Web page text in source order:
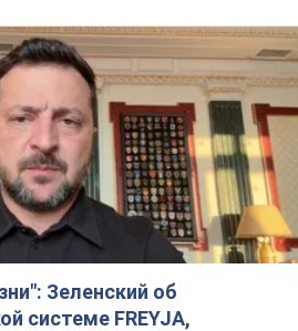
системе FREYJA,
и поддержке аграриев.
к совместному
людей": Сикорский призвал
вражеских ракет над
сбивать российские ракеты над